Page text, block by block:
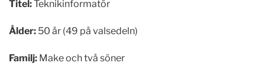
Titel:Teknikinformatör
Ålder: 50 år (49 på valsedeln)
Familj: Make och två söner